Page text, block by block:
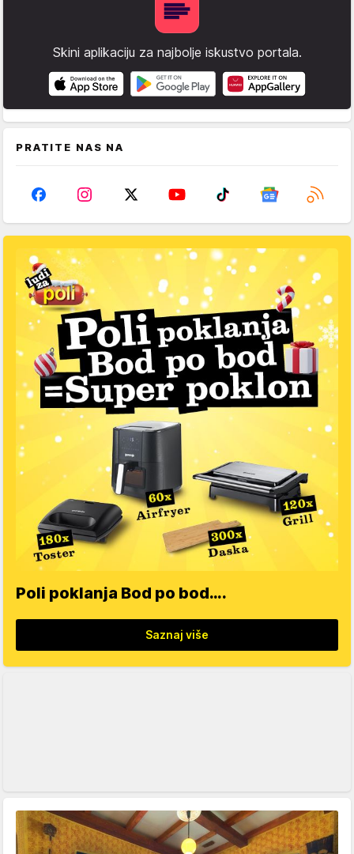
Skini aplikaciju za najbolje iskustvo portala.
PRATITE NAS NA
Poli poklanja Bod po bod….
Saznaj više